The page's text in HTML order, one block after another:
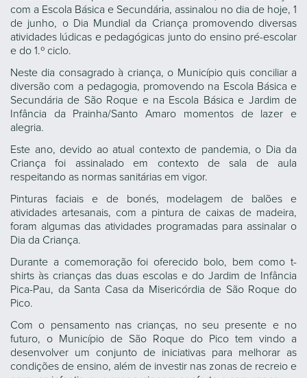
com a Escola Básica e Secundária, assinalou no dia de hoje, 1
de junho, o Dia Mundial da Criança promovendo diversas
atividades lúdicas e pedagógicas junto do ensino pré-escolar
e do 1.º ciclo.
Neste dia consagrado à criança, o Município quis conciliar a
diversão com a pedagogia, promovendo na Escola Básica e
Secundária de São Roque e na Escola Básica e Jardim de
Infância da Prainha/Santo Amaro momentos de lazer e
alegria.
Este ano, devido ao atual contexto de pandemia, o Dia da
Criança foi assinalado em contexto de sala de aula
respeitando as normas sanitárias em vigor.
Pinturas faciais e de bonés, modelagem de balões e
atividades artesanais, com a pintura de caixas de madeira,
foram algumas das atividades programadas para assinalar o
Dia da Criança.
Durante a comemoração foi oferecido bolo, bem como t-
shirts às crianças das duas escolas e do Jardim de Infância
Pica-Pau, da Santa Casa da Misericórdia de São Roque do
Pico.
Com o pensamento nas crianças, no seu presente e no
futuro, o Município de São Roque do Pico tem vindo a
desenvolver um conjunto de iniciativas para melhorar as
condições de ensino, além de investir nas zonas de recreio e